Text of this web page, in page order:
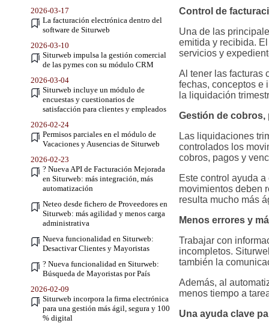
2026-03-17
La facturación electrónica dentro del
software de Siturweb
2026-03-10
Siturweb impulsa la gestión comercial
de las pymes con su módulo CRM
2026-03-04
Siturweb incluye un módulo de
encuestas y cuestionarios de
satisfacción para clientes y empleados
2026-02-24
Permisos parciales en el módulo de
Vacaciones y Ausencias de Siturweb
2026-02-23
? Nueva API de Facturación Mejorada
en Siturweb: más integración, más
automatización
Neteo desde fichero de Proveedores en
Siturweb: más agilidad y menos carga
administrativa
Nueva funcionalidad en Siturweb:
Desactivar Clientes y Mayoristas
? Nueva funcionalidad en Siturweb:
Búsqueda de Mayoristas por País
2026-02-09
Siturweb incorpora la firma electrónica
para una gestión más ágil, segura y 100
% digital
Control de
Una de las
emitida y recibida.
servicios y
Al tener las facturas
fechas, conceptos e
la liquidación
Gestión de
Las liquidaciones
controlados los
cobros, pagos y
Este control ayuda
movimientos deben
resulta mucho más
Menos errores y
Trabajar con
incompletos.
también la
Además, al
menos tiempo a
Una ayuda clave